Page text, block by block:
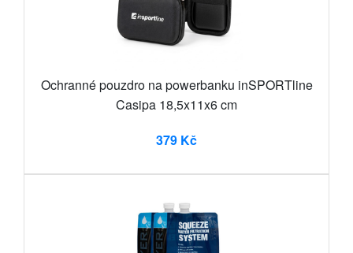
Ochranné pouzdro na powerbanku inSPORTline
Casipa 18,5x11x6 cm
379 Kč